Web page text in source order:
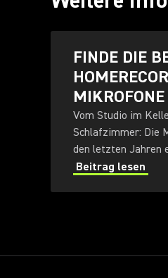
FINDE DIE
Vom Studio im
Schlafzimmer: Die
den letzten Jahren
einen Leitfaden
Beitrag lesen